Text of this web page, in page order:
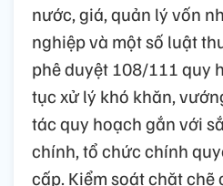
nước, giá, quản lý vốn
nghiệp và một số luật
phê duyệt 108/111 quy
tục xử lý khó khăn,
tác quy hoạch gắn với
chính, tổ chức chính
cấp. Kiểm soát chặt